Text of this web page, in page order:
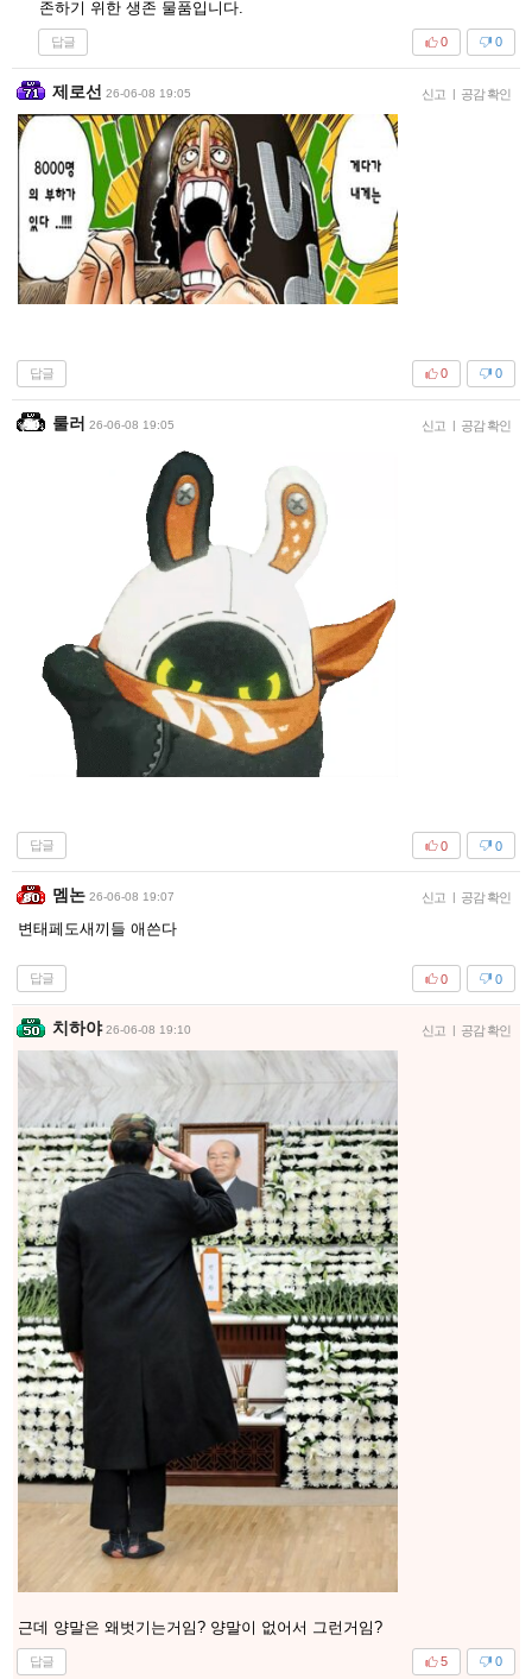
존하기 위한 생존 물품입니다.
답글 0
0
제로선 26-06-08 19:05 신고 | 공감 확인
답글 0
0
룰러 26-06-08 19:05 신고 | 공감 확인
답글 0
0
멤논 26-06-08 19:07 신고 공감 확인
변태페도새끼들 애쓴다
답글 0
0
치하야 26-06-08 19:10 신고 공감 확인
근데 양말은 왜벗기는거임? 양말이 없어서 그런거임?
답글 0
5